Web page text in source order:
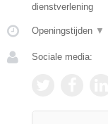
dienstverlening
Openingstijden ▼
Sociale media: